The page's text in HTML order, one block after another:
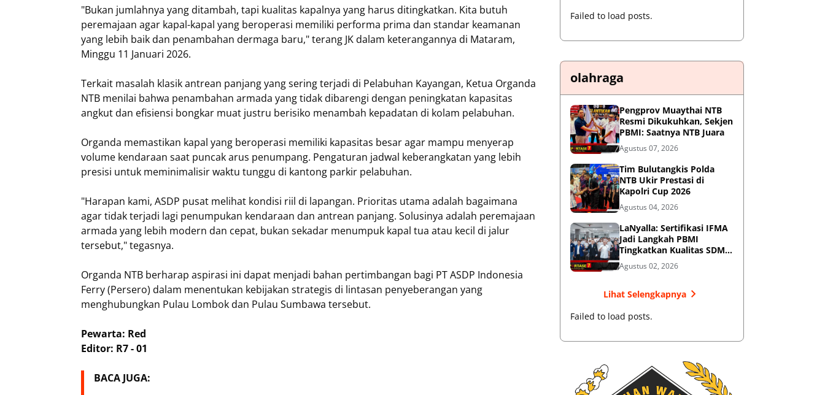
​"Bukan jumlahnya yang ditambah, tapi kualitas kapalnya yang harus ditingkatkan. Kita butuh
peremajaan agar kapal-kapal yang beroperasi memiliki performa prima dan standar keamanan
yang lebih baik dan penambahan dermaga baru," terang JK dalam keterangannya di Mataram,
Minggu 11 Januari 2026.
​Terkait masalah klasik antrean panjang yang sering terjadi di Pelabuhan Kayangan, Ketua Organda
NTB menilai bahwa penambahan armada yang tidak dibarengi dengan peningkatan kapasitas
angkut dan efisiensi bongkar muat justru berisiko menambah kepadatan di kolam pelabuhan.
Organda memastikan kapal yang beroperasi memiliki kapasitas besar agar mampu menyerap
volume kendaraan saat puncak arus penumpang. Pengaturan jadwal keberangkatan yang lebih
presisi untuk meminimalisir waktu tunggu di kantong parkir pelabuhan.
​"Harapan kami, ASDP pusat melihat kondisi riil di lapangan. Prioritas utama adalah bagaimana
agar tidak terjadi lagi penumpukan kendaraan dan antrean panjang. Solusinya adalah peremajaan
armada yang lebih modern dan cepat, bukan sekadar menumpuk kapal tua atau kecil di jalur
tersebut," tegasnya.
​Organda NTB berharap aspirasi ini dapat menjadi bahan pertimbangan bagi PT ASDP Indonesia
Ferry (Persero) dalam menentukan kebijakan strategis di lintasan penyeberangan yang
menghubungkan Pulau Lombok dan Pulau Sumbawa tersebut.
Pewarta: Red
Editor: R7 - 01
BACA JUGA:
Failed to load posts.
olahraga
Pengprov Muaythai NTB
Resmi Dikukuhkan, Sekjen
PBMI: Saatnya NTB Juara
Agustus 07, 2026
Tim Bulutangkis Polda
NTB Ukir Prestasi di
Kapolri Cup 2026
Agustus 04, 2026
LaNyalla: Sertifikasi IFMA
Jadi Langkah PBMI
Tingkatkan Kualitas SDM
Muaythai
Agustus 02, 2026
Lihat Selengkapnya
Failed to load posts.